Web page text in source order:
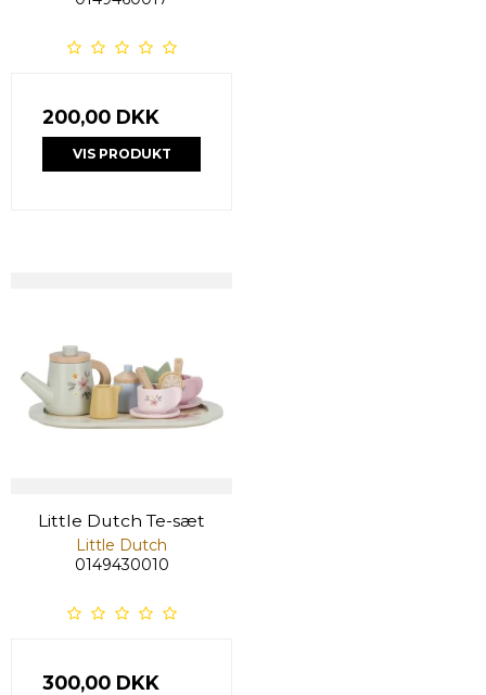
200,00 DKK
VIS PRODUKT
Little Dutch Te-sæt
Little Dutch
0149430010
300,00 DKK